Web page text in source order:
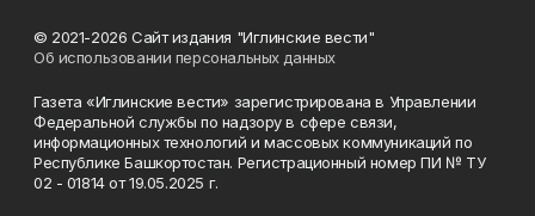
© 2021-2026 Сайт издания "Иглинские вести"
Об использовании персональных данных
Газета «Иглинские вести» зарегистрирована в Управлении
Федеральной службы по надзору в сфере связи,
информационных технологий и массовых коммуникаций по
Республике Башкортостан. Регистрационный номер ПИ № ТУ
02 - 01814 от 19.05.2025 г.